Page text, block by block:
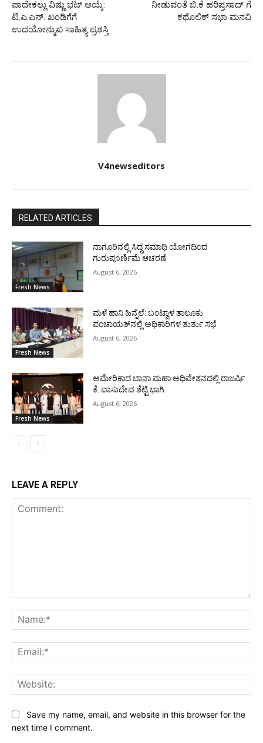
ಪಾದೇಕಲ್ಲು ವಿಷ್ಣು ಭಟ್ ಆಯ್ಕೆ:
ಟಿ.ಎ.ಎನ್. ಖಂಡಿಗೆಗೆ
ಉದಯೋನ್ಮುಖ ಸಾಹಿತ್ಯ ಪ್ರಶಸ್ತಿ
ನೀಡುವಂತೆ ಬಿ.ಕೆ ಹರಿಪ್ರಸಾದ್ ಗೆ
ಕಥೊಲಿಕ್ ಸಭಾ ಮನವಿ
V4newseditors
RELATED ARTICLES
Fresh News
ನಾಗೂರಿನಲ್ಲಿ ಸಿದ್ಧ ಸಮಾಧಿ ಯೋಗದಿಂದ
ಗುರುಪೂರ್ಣಿಮೆ ಆಚರಣೆ
August 6, 2026
Fresh News
ಮಳೆ ಹಾನಿ ಹಿನ್ನೆಲೆ: ಬಂಟ್ವಾಳ ತಾಲೂಕು
ಪಂಚಾಯತ್‌ನಲ್ಲಿ ಅಧಿಕಾರಿಗಳ ತುರ್ತು ಸಭೆ
August 6, 2026
Fresh News
ಅಮೇರಿಕಾದ ಬಾನಾ ಮಹಾ ಅಧಿವೇಶನದಲ್ಲಿ ರಾಜರ್ಷಿ
ಕೆ. ವಾಸುದೇವ ಶೆಟ್ಟಿ ಭಾಗಿ
August 6, 2026
LEAVE A REPLY
Save my name, email, and website in this browser for the
next time I comment.